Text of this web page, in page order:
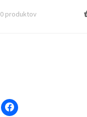
0 produktov